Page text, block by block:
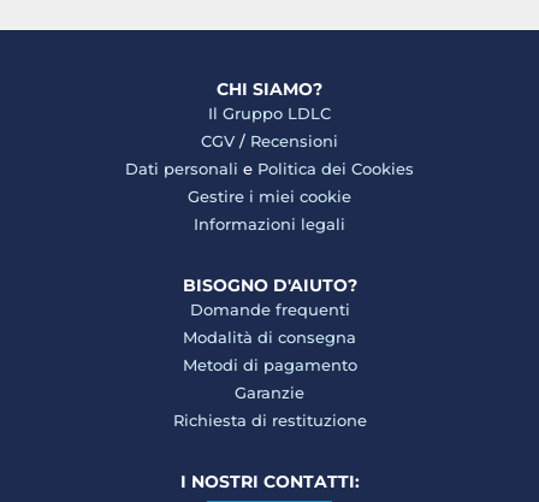
CHI SIAMO?
Il Gruppo LDLC
CGV / Recensioni
Dati personali e Politica dei Cookies
Gestire i miei cookie
Informazioni legali
BISOGNO D'AIUTO?
Domande frequenti
Modalità di consegna
Metodi di pagamento
Garanzie
Richiesta di restituzione
I NOSTRI CONTATTI: